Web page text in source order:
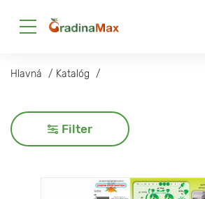
Hlavná Katalóg
Filter